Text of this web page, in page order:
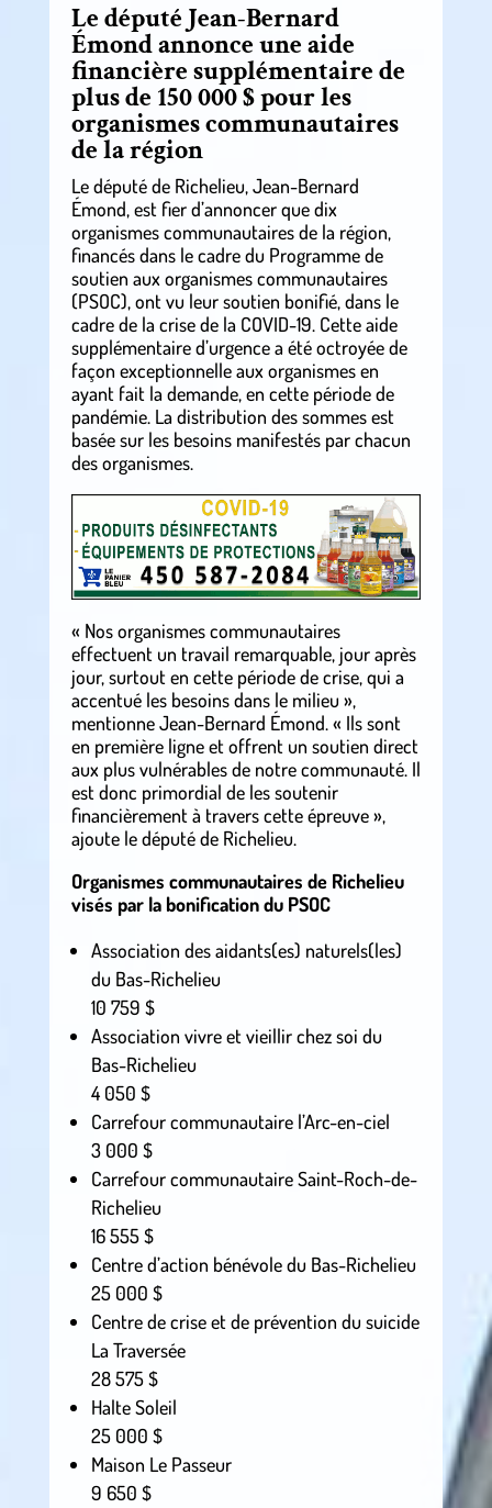
Le député Jean-Bernard
Émond annonce une aide
financière supplémentaire de
plus de 150 000 $ pour les
organismes communautaires
de la région
Le député de Richelieu, Jean-Bernard
Émond, est fier d’annoncer que dix
organismes communautaires de la région,
financés dans le cadre du Programme de
soutien aux organismes communautaires
(PSOC), ont vu leur soutien bonifié, dans le
cadre de la crise de la COVID-19. Cette aide
supplémentaire d’urgence a été octroyée de
façon exceptionnelle aux organismes en
ayant fait la demande, en cette période de
pandémie. La distribution des sommes est
basée sur les besoins manifestés par chacun
des organismes.
« Nos organismes communautaires
effectuent un travail remarquable, jour après
jour, surtout en cette période de crise, qui a
accentué les besoins dans le milieu »,
mentionne Jean-Bernard Émond. « Ils sont
en première ligne et offrent un soutien direct
aux plus vulnérables de notre communauté. Il
est donc primordial de les soutenir
financièrement à travers cette épreuve »,
ajoute le député de Richelieu.
Organismes communautaires de Richelieu
visés par la bonification du PSOC
Association des aidants(es) naturels(les)
du Bas-Richelieu
10 759 $
Association vivre et vieillir chez soi du
Bas-Richelieu
4 050 $
Carrefour communautaire l’Arc-en-ciel
3 000 $
Carrefour communautaire Saint-Roch-de-
Richelieu
16 555 $
Centre d’action bénévole du Bas-Richelieu
25 000 $
Centre de crise et de prévention du suicide
La Traversée
28 575 $
Halte Soleil
25 000 $
Maison Le Passeur
9 650 $